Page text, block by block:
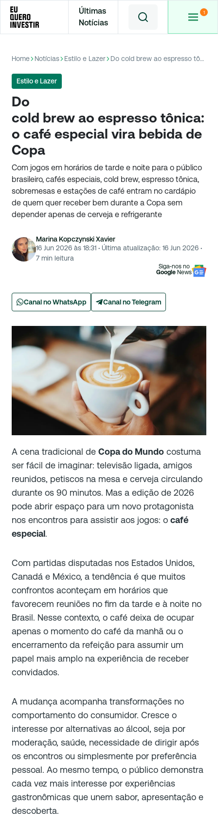
Últimas
Notícias
Home Notícias Estilo e Lazer Do cold brew ao espresso tônica: o café especial vira bebida de Copa
Estilo e Lazer
Do
cold brew ao espresso tônica:
o café especial vira bebida de
Copa
Com jogos em horários de tarde e noite para o público
brasileiro, cafés especiais, cold brew, espresso tônica,
sobremesas e estações de café entram no cardápio
de quem quer receber bem durante a Copa sem
depender apenas de cerveja e refrigerante
Marina Kopczynski Xavier
16 Jun 2026 às 18:31 · Última atualização: 16 Jun 2026 ·
7 min leitura
Siga-nos no
Google News
Canal no WhatsApp Canal no Telegram
A cena tradicional de Copa do Mundo costuma
ser fácil de imaginar: televisão ligada, amigos
reunidos, petiscos na mesa e cerveja circulando
durante os 90 minutos. Mas a edição de 2026
pode abrir espaço para um novo protagonista
nos encontros para assistir aos jogos: o café
especial.
Com partidas disputadas nos Estados Unidos,
Canadá e México, a tendência é que muitos
confrontos aconteçam em horários que
favorecem reuniões no fim da tarde e à noite no
Brasil. Nesse contexto, o café deixa de ocupar
apenas o momento do café da manhã ou o
encerramento da refeição para assumir um
papel mais amplo na experiência de receber
convidados.
A mudança acompanha transformações no
comportamento do consumidor. Cresce o
interesse por alternativas ao álcool, seja por
moderação, saúde, necessidade de dirigir após
os encontros ou simplesmente por preferência
pessoal. Ao mesmo tempo, o público demonstra
cada vez mais interesse por experiências
gastronômicas que unem sabor, apresentação e
descoberta.